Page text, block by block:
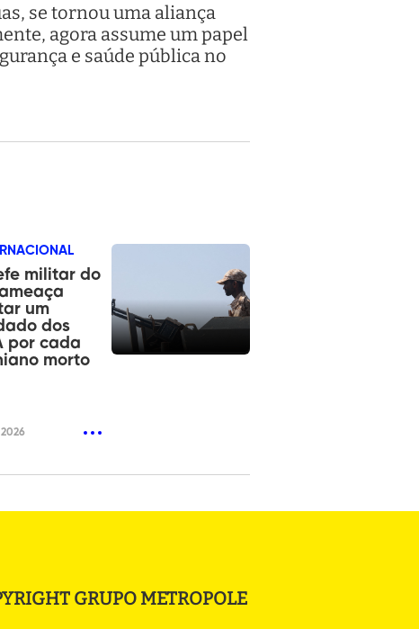
se tornou uma aliança
agora assume um papel
e saúde pública no
militar do
um
dos
por cada
morto
GRUPO METROPOLE